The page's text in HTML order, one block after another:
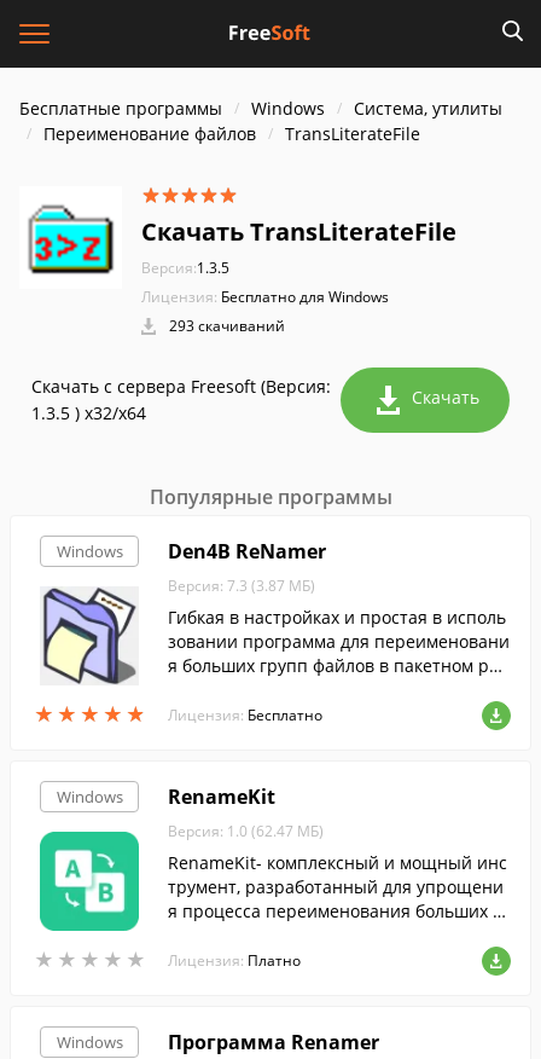
Бесплатные программы Windows
Система, утилиты
Переименование файлов
TransLiterateFile
Скачать TransLiterateFile
Версия:1.3.5
Лицензия: Бесплатно для Windows
293 скачиваний
Скачать с сервера Freesoft (Версия:
1.3.5 ) x32/x64
Скачать
Популярные программы
Windows
★ ★ ★ ★ ★
★ ★ ★ ★ ★
Den4B ReNamer
Версия: 7.3 (3.87 МБ)
Гибкая в настройках и простая в исполь
зовании программа для переименовани
я больших групп файлов в пакетном реж
Лицензия: Бесплатно
Windows
★ ★ ★ ★ ★
★ ★ ★ ★ ★
RenameKit
Версия: 1.0 (62.47 МБ)
RenameKit- комплексный и мощный инс
трумент, разработанный для упрощени
я процесса переименования больших п
Лицензия: Платно
Windows Программа Renamer